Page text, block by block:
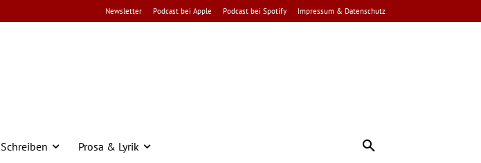
Newsletter Podcast bei Apple Podcast bei Spotify Impressum & Datenschutz
Schreiben Prosa & Lyrik